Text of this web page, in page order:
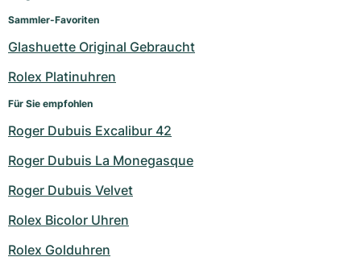
Sammler-Favoriten
Glashuette Original Gebraucht
Rolex Platinuhren
Für Sie empfohlen
Roger Dubuis Excalibur 42
Roger Dubuis La Monegasque
Roger Dubuis Velvet
Rolex Bicolor Uhren
Rolex Golduhren